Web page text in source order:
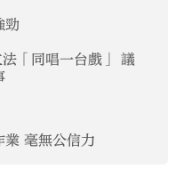
勁
「同唱一台戲」 議
業 毫無公信力